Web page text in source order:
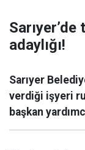
adaylığı!
Sarıyer
verdiği işyeri
başkan